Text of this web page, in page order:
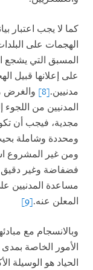
كما لا يجب اعتبار
الهجمات على
المسبق التي يشجع
على إعلانها قبيل
مدنيين.[8]
والغرض
المدنيين من
مجدية، فيجب أن
ومحددة وشاملة
ومن غير المشروع
فضفاضة وغير
مساعدة المدنيين
المعلن عنه.[9]
وبالانسجام مع
الأمور الخاصة
الحياد هو الوسيلة